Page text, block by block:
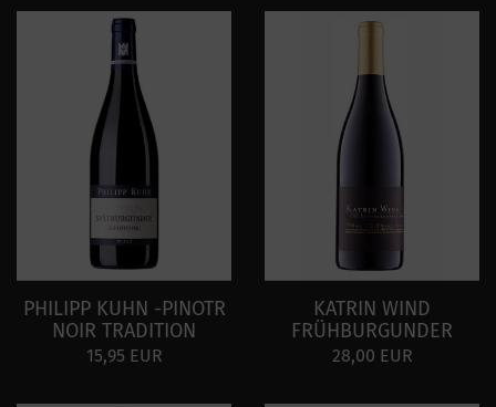
PHILIPP KUHN -PINOTR
NOIR TRADITION
15,95 EUR
KATRIN WIND
FRÜHBURGUNDER
28,00 EUR